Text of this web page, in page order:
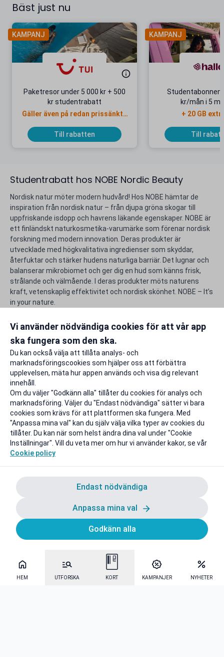
HEM UTFORSKA KORT KAMPANJER NYHETER
Studentrabatt hos NOBE Nordic Beauty
Nordisk natur möter modern hudvård! Hos NOBE hämtar de
inspiration från nordisk natur – från djupa gröna skogar till
uppfriskande isdopp och havrens läkande egenskaper. NOBE är
ett finländskt naturkosmetika-varumärke som förenar nordisk
forskning med modern innovation. Deras produkter är
utvecklade med högkvalitativa ingredienser som skyddar,
återfuktar och stärker hudens naturliga barriär. Det lugnar och
balanserar mikrobiomet och ger dig en hud som känns frisk,
strålande och välmående. I deras produkter möts naturens
kraft, vetenskaplig effektivitet och nordisk skönhet. NOBE – It’s
in your nature.
rikare.
Rapportera ett problem
Bäst just nu
KAMPANJ
Paketresor under 5 000 kr + 500
kr studentrabatt
Gäller även på redan prissänkta
Till rabatten
KAMPANJ
kr/mån i 5
+ 20 GB
Till
Vi använder nödvändiga cookies för att vår app
ska fungera som den ska.
Du kan också välja att tillåta analys- och
marknadsföringscookies som hjälper oss att förbättra
upplevelsen, mäta hur appen används och visa dig relevant
innehåll.
Om du väljer "Godkänn alla" tillåter du cookies för analys och
marknadsföring. Väljer du "Endast nödvändiga" sätter vi bara
cookies som krävs för att plattformen ska fungera. Med
"Anpassa mina val" kan du själv välja vilka typer av cookies du
tillåter. Du kan när som helst ändra dina val under "Cookie
Inställningar". Vill du veta mer om hur vi använder kakor, se vår
Cookie policy
Endast nödvändiga
Anpassa mina val
Godkänn alla